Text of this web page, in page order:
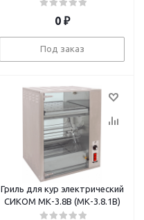
0₽
Под заказ
Гриль для кур электрический
СИКОМ МК-3.8В (МК-3.8.1В)